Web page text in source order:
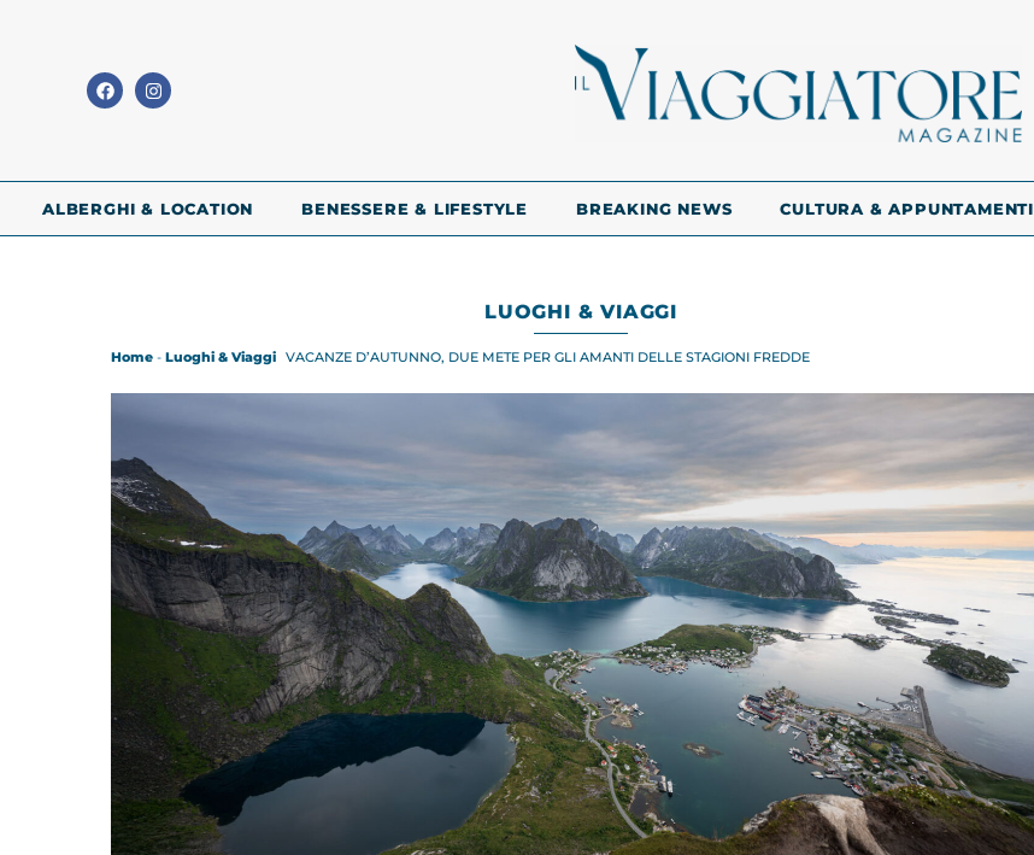
ALBERGHI & LOCATION BENESSERE & LIFESTYLE BREAKING NEWS CULTURA & APPUNTAMENTI
LUOGHI & VIAGGI
Home - Luoghi & Viaggi VACANZE D’AUTUNNO, DUE METE PER GLI AMANTI DELLE STAGIONI FREDDE